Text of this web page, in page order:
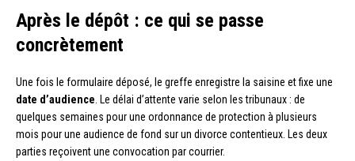
Après le dépôt : ce qui se passe
concrètement
Une fois le formulaire déposé, le greffe enregistre la saisine et fixe une
date d’audience . Le délai d’attente varie selon les tribunaux : de
quelques semaines pour une ordonnance de protection à plusieurs
mois pour une audience de fond sur un divorce contentieux. Les deux
parties reçoivent une convocation par courrier.